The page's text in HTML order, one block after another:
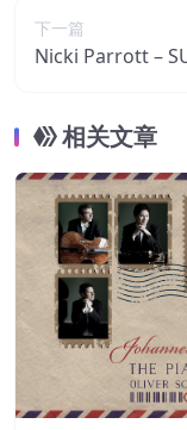
下一篇
Nicki Parrott –
相关文章